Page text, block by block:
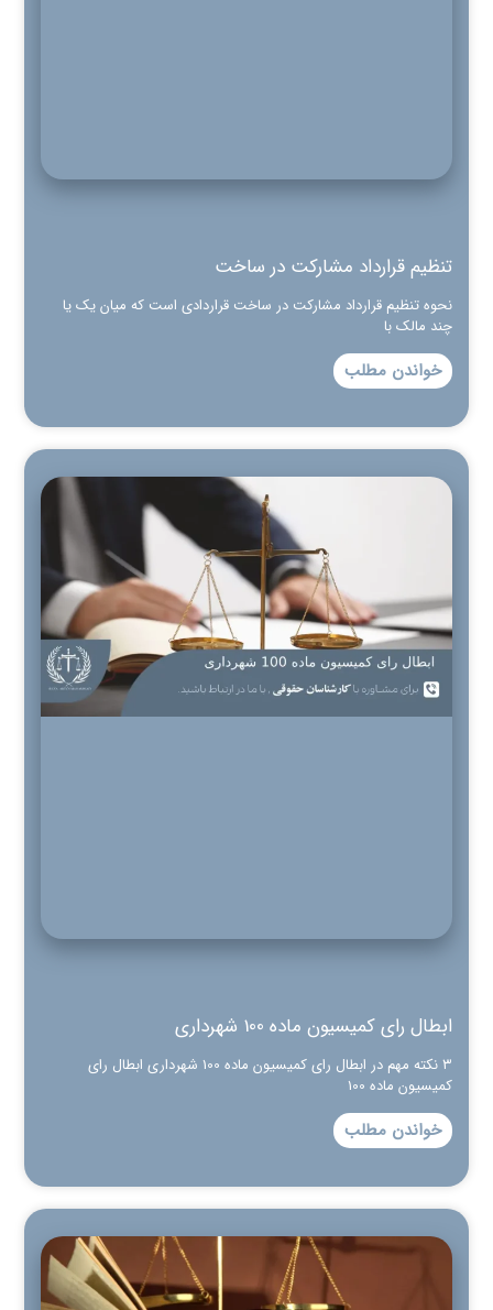
تنظیم قرارداد مشارکت در ساخت
نحوه تنظیم قرارداد مشارکت در ساخت قراردادی است که میان یک یا
چند مالک با
خواندن مطلب
ابطال رای کمیسیون ماده 100 شهرداری
۳ نکته مهم در ابطال رای کمیسیون ماده 100 شهرداری ابطال رای
کمیسیون ماده 100
خواندن مطلب